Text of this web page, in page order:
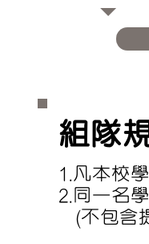
組隊
1.凡本校
2.同一名
(不包含